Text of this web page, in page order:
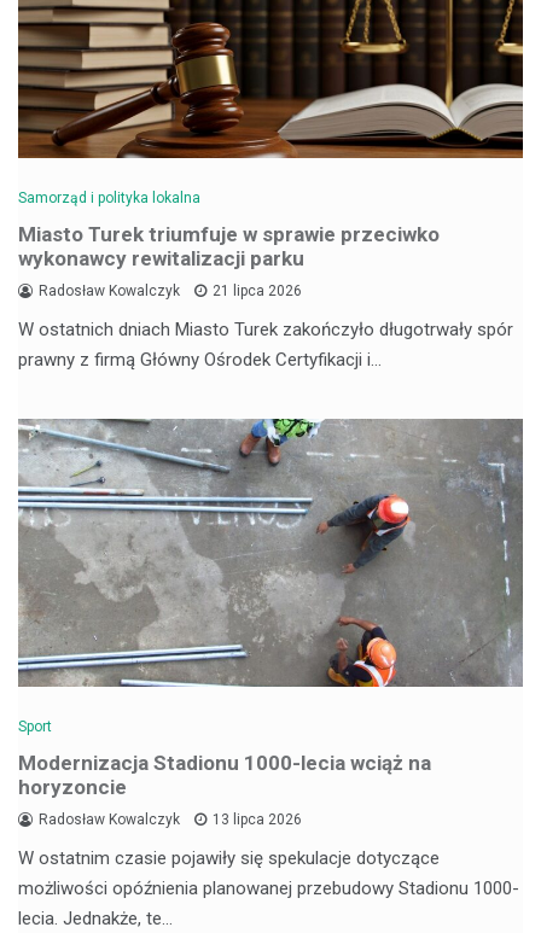
Samorząd i polityka lokalna
Miasto Turek triumfuje w sprawie przeciwko
wykonawcy rewitalizacji parku
Radosław Kowalczyk 21 lipca 2026
W ostatnich dniach Miasto Turek zakończyło długotrwały spór
prawny z firmą Główny Ośrodek Certyfikacji i…
Sport
Modernizacja Stadionu 1000-lecia wciąż na
horyzoncie
Radosław Kowalczyk 13 lipca 2026
W ostatnim czasie pojawiły się spekulacje dotyczące
możliwości opóźnienia planowanej przebudowy Stadionu 1000-
lecia. Jednakże, te…